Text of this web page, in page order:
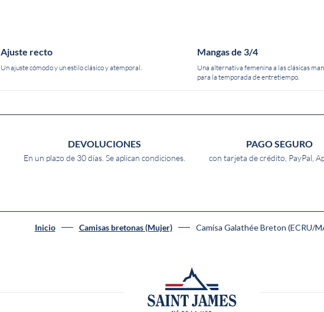
Ajuste recto
Un ajuste cómodo y un estilo clásico y atemporal.
Mangas de 3/4
Una alternativa femenina a las clásicas
para la temporada de entretiempo.
DEVOLUCIONES
En un plazo de 30 días. Se aplican condiciones.
PAGO SEGURO
con tarjeta de crédito, PayPal,
Inicio Camisas bretonas (Mujer) Camisa Galathée Breton (ECRU/